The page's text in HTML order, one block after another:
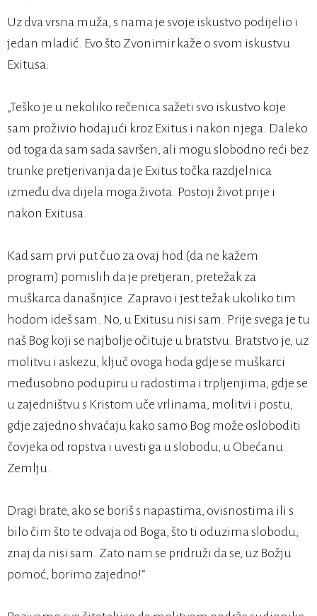
Uz dva vrsna muža, s nama je svoje iskustvo podijelio i
jedan mladić. Evo što Zvonimir kaže o svom iskustvu
Exitusa:
„Teško je u nekoliko rečenica sažeti svo iskustvo koje
sam proživio hodajući kroz Exitus i nakon njega. Daleko
od toga da sam sada savršen, ali mogu slobodno reći bez
trunke pretjerivanja da je Exitus točka razdjelnica
između dva dijela moga života. Postoji život prije i
nakon Exitusa.
Kad sam prvi put čuo za ovaj hod (da ne kažem
program) pomislih da je pretjeran, pretežak za
muškarca današnjice. Zapravo i jest težak ukoliko tim
hodom ideš sam. No, u Exitusu nisi sam. Prije svega je tu
naš Bog koji se najbolje očituje u bratstvu. Bratstvo je, uz
molitvu i askezu, ključ ovoga hoda gdje se muškarci
međusobno podupiru u radostima i trpljenjima, gdje se
u zajedništvu s Kristom uče vrlinama, molitvi i postu,
gdje zajedno shvaćaju kako samo Bog može osloboditi
čovjeka od ropstva i uvesti ga u slobodu, u Obećanu
Zemlju.
Dragi brate, ako se boriš s napastima, ovisnostima ili s
bilo čim što te odvaja od Boga, što ti oduzima slobodu,
znaj da nisi sam. Zato nam se pridruži da se, uz Božju
pomoć, borimo zajedno!“